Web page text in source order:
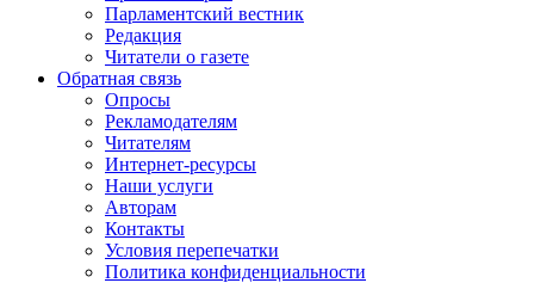
Парламентский вестник
Редакция
Читатели о газете
Обратная связь
Опросы
Рекламодателям
Читателям
Интернет-ресурсы
Наши услуги
Авторам
Контакты
Условия перепечатки
Политика конфиденциальности